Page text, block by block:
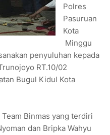
Polres
Pasuruan
Kota
Minggu
penyuluhan kepada
RT.10/02
Bugul Kidul Kota
Binmas yang terdiri
dan Bripka Wahyu